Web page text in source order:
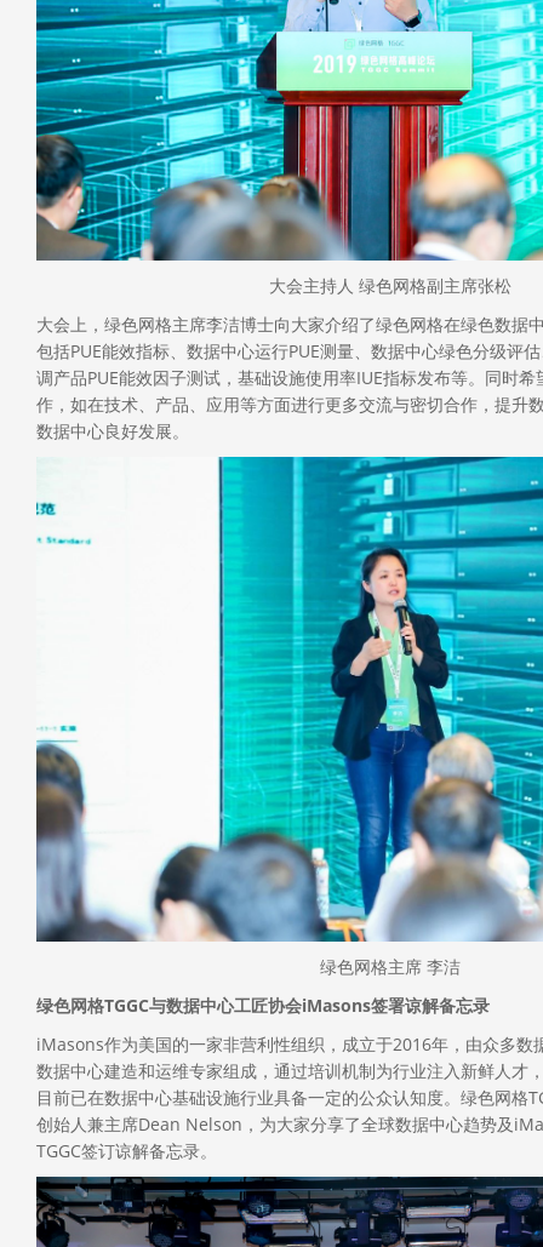
大会主持人 绿色网格副主席张松
大会上，绿色网格主席李洁博士向大家介绍了绿色网格在绿色数据
包括PUE能效指标、数据中心运行PUE测量、数据中心绿色分级评
调产品PUE能效因子测试，基础设施使用率IUE指标发布等。同时
作，如在技术、产品、应用等方面进行更多交流与密切合作，提升
数据中心良好发展。
绿色网格主席 李洁
绿色网格TGGC与数据中心工匠协会iMasons签署谅解备忘录
iMasons作为美国的一家非营利性组织，成立于2016年，由众多数
数据中心建造和运维专家组成，通过培训机制为行业注入新鲜人才
目前已在数据中心基础设施行业具备一定的公众认知度。绿色网格
创始人兼主席Dean Nelson，为大家分享了全球数据中心趋势及
TGGC签订谅解备忘录。